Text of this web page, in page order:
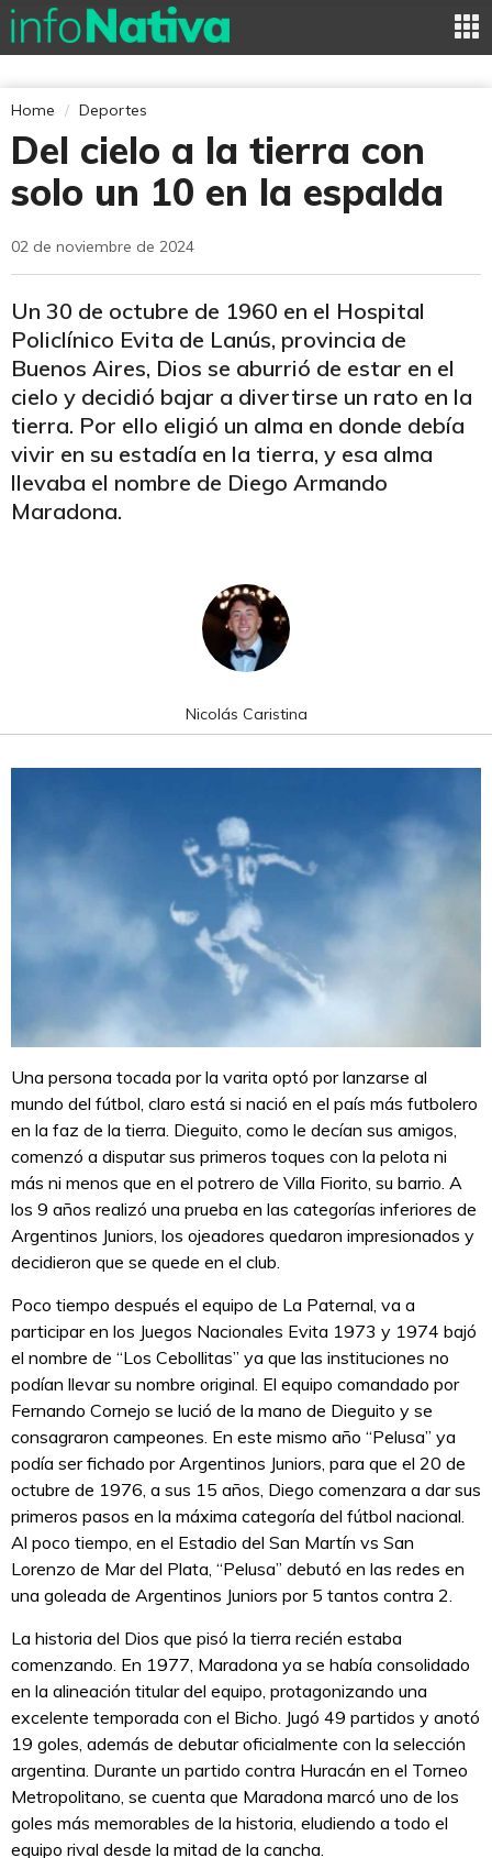
Home Deportes
Del cielo a la tierra con
solo un 10 en la espalda
02 de noviembre de 2024
Un 30 de octubre de 1960 en el Hospital
Policlínico Evita de Lanús, provincia de
Buenos Aires, Dios se aburrió de estar en el
cielo y decidió bajar a divertirse un rato en la
tierra. Por ello eligió un alma en donde debía
vivir en su estadía en la tierra, y esa alma
llevaba el nombre de Diego Armando
Maradona.
Nicolás Caristina
Una persona tocada por la varita optó por lanzarse al
mundo del fútbol, claro está si nació en el país más futbolero
en la faz de la tierra. Dieguito, como le decían sus amigos,
comenzó a disputar sus primeros toques con la pelota ni
más ni menos que en el potrero de Villa Fiorito, su barrio. A
los 9 años realizó una prueba en las categorías inferiores de
Argentinos Juniors, los ojeadores quedaron impresionados y
decidieron que se quede en el club.
Poco tiempo después el equipo de La Paternal, va a
participar en los Juegos Nacionales Evita 1973 y 1974 bajó
el nombre de “Los Cebollitas” ya que las instituciones no
podían llevar su nombre original. El equipo comandado por
Fernando Cornejo se lució de la mano de Dieguito y se
consagraron campeones. En este mismo año “Pelusa” ya
podía ser fichado por Argentinos Juniors, para que el 20 de
octubre de 1976, a sus 15 años, Diego comenzara a dar sus
primeros pasos en la máxima categoría del fútbol nacional.
Al poco tiempo, en el Estadio del San Martín vs San
Lorenzo de Mar del Plata, “Pelusa” debutó en las redes en
una goleada de Argentinos Juniors por 5 tantos contra 2.
La historia del Dios que pisó la tierra recién estaba
comenzando. En 1977, Maradona ya se había consolidado
en la alineación titular del equipo, protagonizando una
excelente temporada con el Bicho. Jugó 49 partidos y anotó
19 goles, además de debutar oficialmente con la selección
argentina. Durante un partido contra Huracán en el Torneo
Metropolitano, se cuenta que Maradona marcó uno de los
goles más memorables de la historia, eludiendo a todo el
equipo rival desde la mitad de la cancha.